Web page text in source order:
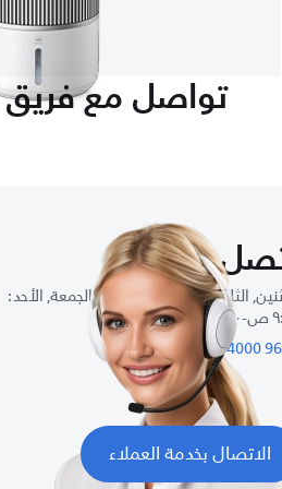
تواصل مع فريق
بنا
الثلاثاء, الأربعاء, الخميس, الجمعة, الأحد :
م
الاتصال بخدمة العملاء